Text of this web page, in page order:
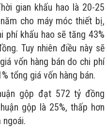
gian khấu hao là 20-25
cho máy móc thiết bị,
khấu hao sẽ tăng 43%
Tuy nhiên điều này sẽ
vốn hàng bán do chi phí
tổng giá vốn hàng bán.
gộp đạt 572 tỷ đồng
gộp là 25%, thấp hơn